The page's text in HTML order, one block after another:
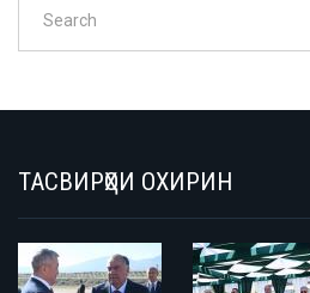
Search
ТАСВИРҲОИ ОХИРИН